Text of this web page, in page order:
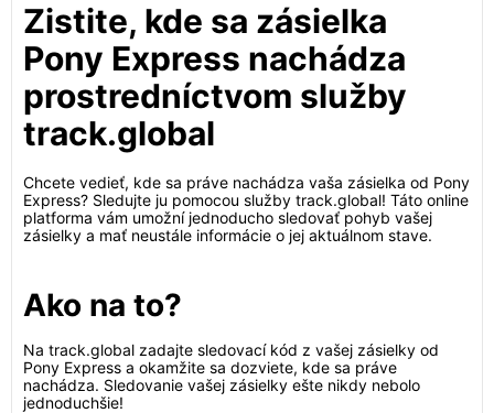
Zistite, kde sa zásielka
Pony Express nachádza
prostredníctvom služby
track.global
Chcete vedieť, kde sa práve nachádza vaša zásielka od Pony
Express? Sledujte ju pomocou služby track.global! Táto online
platforma vám umožní jednoducho sledovať pohyb vašej
zásielky a mať neustále informácie o jej aktuálnom stave.
Ako na to?
Na track.global zadajte sledovací kód z vašej zásielky od
Pony Express a okamžite sa dozviete, kde sa práve
nachádza. Sledovanie vašej zásielky ešte nikdy nebolo
jednoduchšie!